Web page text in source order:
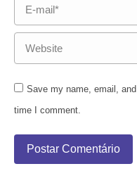
E-mail *
Website
Save my name, email,
time I comment.
Postar Comentário